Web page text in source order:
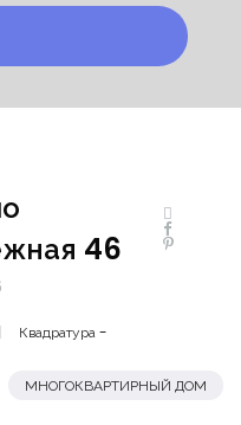
46
Квадратура -
МНОГОКВАРТИРНЫЙ ДОМ